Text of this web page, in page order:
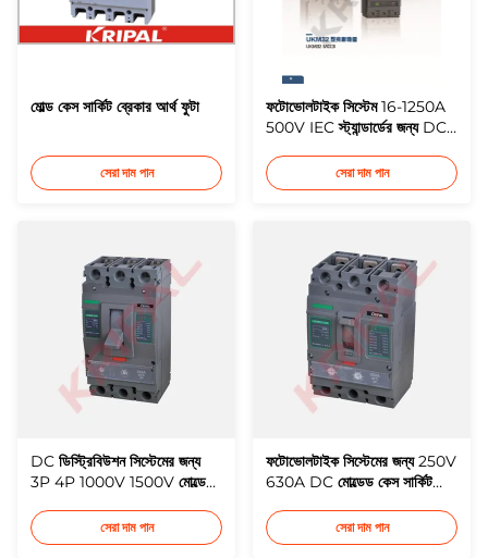
মোল্ড কেস সার্কিট ব্রেকার আর্থ ফুটা
সেরা দাম পান
ফটোভোলটাইক সিস্টেম 16-1250A
500V IEC স্ট্যান্ডার্ডের জন্য DC
সেরা দাম পান
DC ডিস্ট্রিবিউশন সিস্টেমের জন্য
3P 4P 1000V 1500V মোল্ডেড
সেরা দাম পান
ফটোভোলটাইক সিস্টেমের জন্য 250V
630A DC মোল্ডেড কেস সার্কিট
সেরা দাম পান